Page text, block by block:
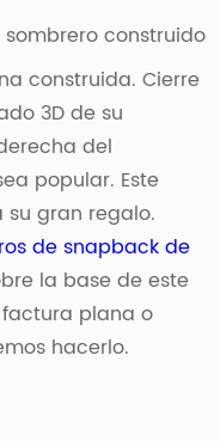
sombrero construido
construida. Cierre
3D de su
del
popular. Este
su gran regalo.
de snapback de
la base de este
plana o
hacerlo.